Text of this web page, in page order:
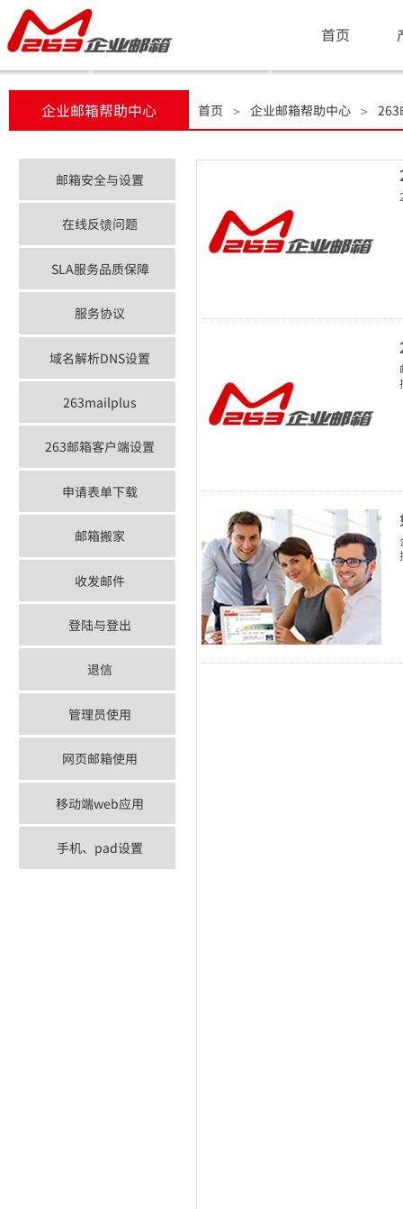
首页
企业邮箱帮助中心 首页 ＞ 企业邮箱帮助中心 ＞ 263
邮箱安全与设置
在线反馈问题
SLA服务品质保障
服务协议
域名解析DNS设置
263mailplus
263邮箱客户端设置
申请表单下载
邮箱搬家
收发邮件
登陆与登出
退信
管理员使用
网页邮箱使用
移动端web应用
手机、pad设置